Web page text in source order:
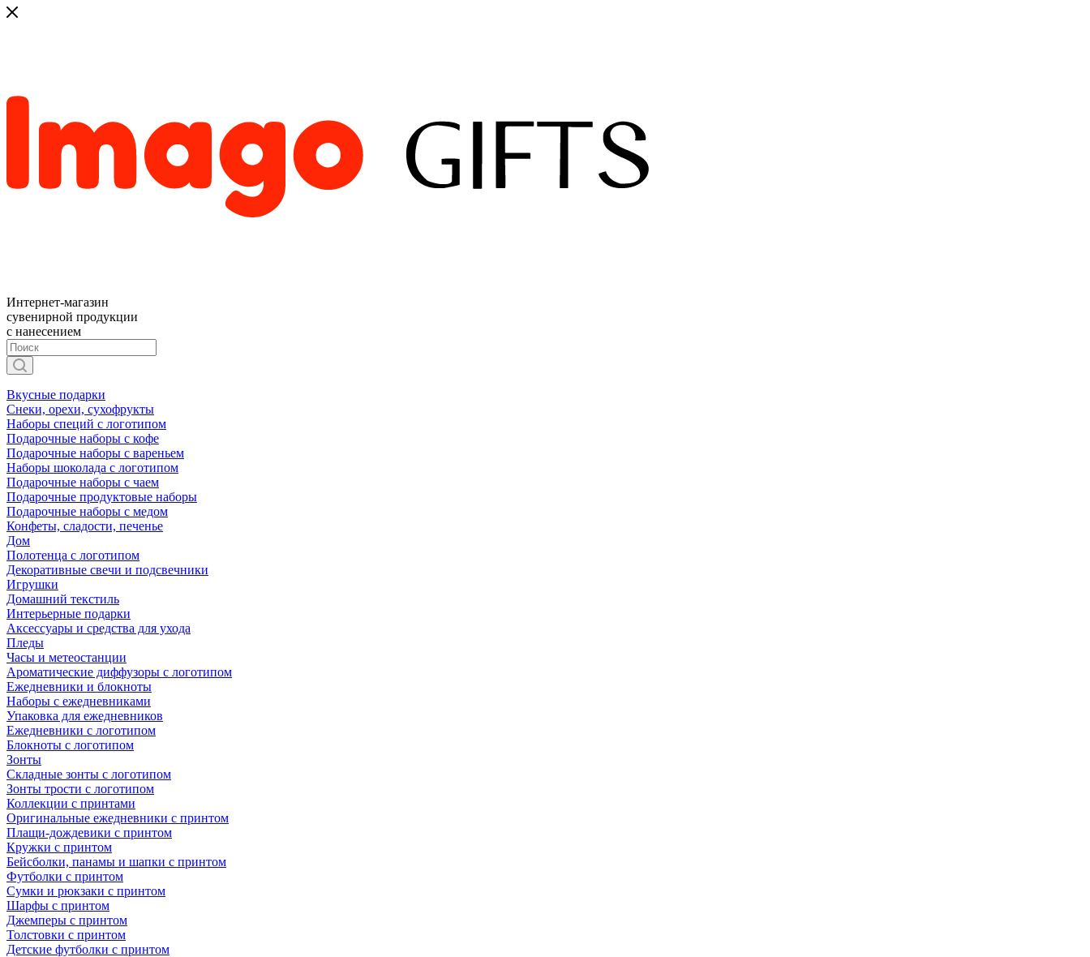
Интернет-магазин
сувенирной продукции
с нанесением
Вкусные подарки
Снеки, орехи, сухофрукты
Наборы специй с логотипом
Подарочные наборы с кофе
Подарочные наборы с вареньем
Наборы шоколада с логотипом
Подарочные наборы с чаем
Подарочные продуктовые наборы
Подарочные наборы с медом
Конфеты, сладости, печенье
Дом
Полотенца с логотипом
Декоративные свечи и подсвечники
Игрушки
Домашний текстиль
Интерьерные подарки
Аксессуары и средства для ухода
Пледы
Часы и метеостанции
Ароматические диффузоры с логотипом
Ежедневники и блокноты
Наборы с ежедневниками
Упаковка для ежедневников
Ежедневники с логотипом
Блокноты с логотипом
Зонты
Складные зонты с логотипом
Зонты трости с логотипом
Коллекции с принтами
Оригинальные ежедневники с принтом
Плащи-дождевики с принтом
Кружки с принтом
Бейсболки, панамы и шапки с принтом
Футболки с принтом
Сумки и рюкзаки с принтом
Шарфы с принтом
Джемперы с принтом
Толстовки с принтом
Детские футболки с принтом